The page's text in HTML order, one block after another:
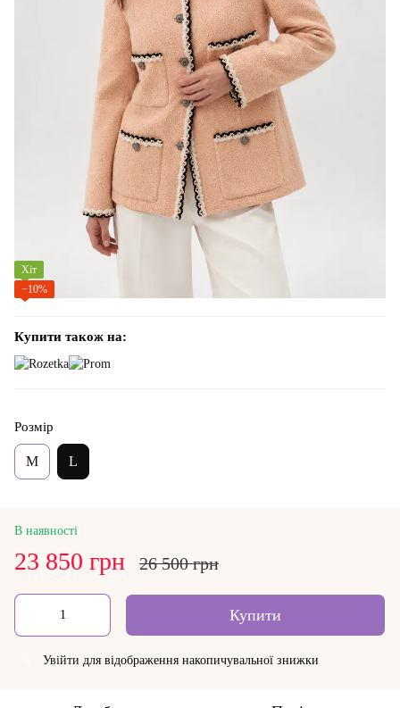
Хіт
−10%
Купити також на:
Розмір
M L
В наявності
23 850 грн 26 500 грн
Купити
Увійти для відображення накопичувальної знижки